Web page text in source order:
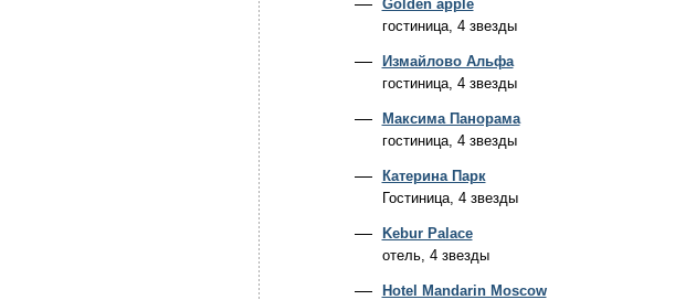
Golden apple
гостиница, 4 звезды
Измайлово Альфа
гостиница, 4 звезды
Максима Панорама
гостиница, 4 звезды
Катерина Парк
Гостиница, 4 звезды
Kebur Palace
отель, 4 звезды
Hotel Mandarin Moscow